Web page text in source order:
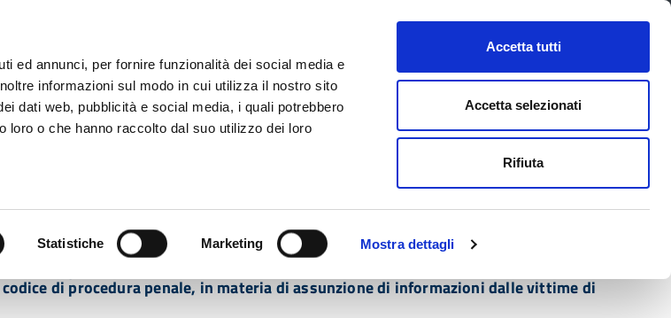
ed annunci, per fornire funzionalità dei social media e
informazioni sul modo in cui utilizza il nostro sito
dati web, pubblicità e social media, i quali potrebbero
loro o che hanno raccolto dal suo utilizzo dei loro
Statistiche Marketing Mostra dettagli
Accetta tutti
Accetta selezionati
Rifiuta
CONTATTI URP SERVIZI ONLINE
Seguici su FacebookTwitterInstagram
LinkedIn
cerca nel sito
di procedura penale, in materia di assunzione di informazioni dalle vittime di